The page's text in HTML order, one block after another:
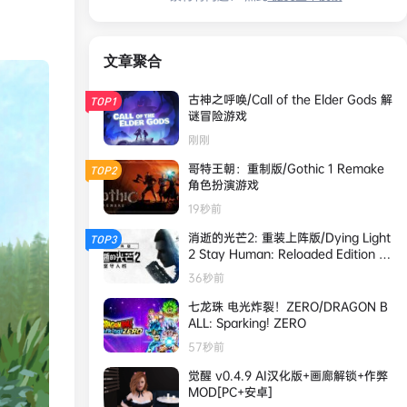
文章聚合
TOP1
古神之呼唤/Call of the Elder Gods 解
谜冒险游戏
刚刚
TOP2
哥特王朝：重制版/Gothic 1 Remake
角色扮演游戏
19秒前
TOP3
消逝的光芒2: 重装上阵版/Dying Light
2 Stay Human: Reloaded Edition 整
合全DLC 动作游戏
36秒前
七龙珠 电光炸裂！ZERO/DRAGON B
ALL: Sparking! ZERO
57秒前
觉醒 v0.4.9 AI汉化版+画廊解锁+作弊
MOD[PC+安卓]